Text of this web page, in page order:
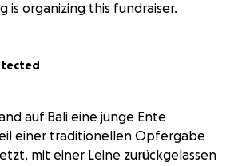
is organizing this fundraiser.
auf Bali eine junge Ente
einer traditionellen Opfergabe
mit einer Leine zurückgelassen